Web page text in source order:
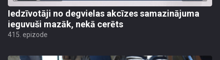
Iedzīvotāji no degvielas akcīzes samazinājuma
ieguvuši mazāk, nekā cerēts
415. epizode